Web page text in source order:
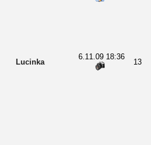
Lucinka
6.11.09 18:36
13